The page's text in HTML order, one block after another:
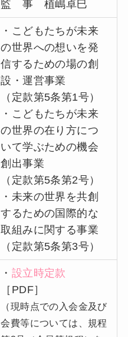
監 事 植嶋卓巳
・こどもたちが未来
の世界への想いを発
信するための場の創
設・運営事業
（定款第5条第1号）
・こどもたちが未来
の世界の在り方につ
いて学ぶための機会
創出事業
（定款第5条第2号）
・未来の世界を共創
するための国際的な
取組みに関する事業
（定款第5条第3号）
・ 設立時定款
［PDF］
（現時点での入会金及び
会費等については、規程